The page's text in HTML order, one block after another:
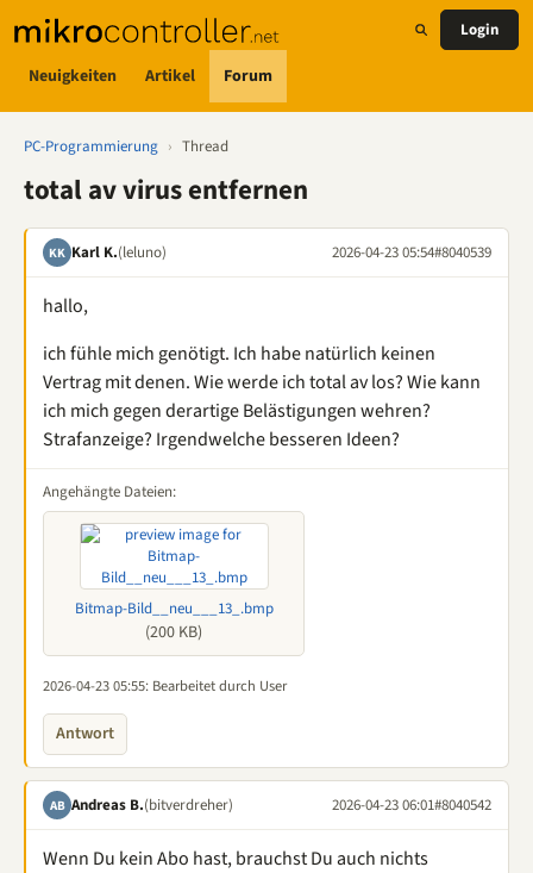
Neuigkeiten Artikel Forum
Login
PC-Programmierung › Thread
total av virus entfernen
KK Karl K.(leluno) 2026-04-23 05:54#8040539
hallo,
ich fühle mich genötigt. Ich habe natürlich keinen
Vertrag mit denen. Wie werde ich total av los? Wie kann
ich mich gegen derartige Belästigungen wehren?
Strafanzeige? Irgendwelche besseren Ideen?
Angehängte Dateien:
Bitmap-Bild__neu___13_.bmp
(200 KB)
2026-04-23 05:55: Bearbeitet durch User
Antwort
AB Andreas B.(bitverdreher) 2026-04-23 06:01#8040542
Wenn Du kein Abo hast, brauchst Du auch nichts